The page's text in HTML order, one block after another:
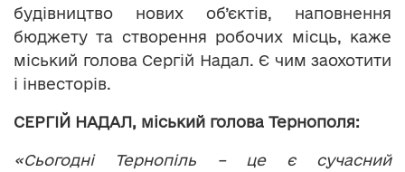
будівництво нових об’єктів, наповнення
бюджету та створення робочих місць, каже
міський голова Сергій Надал. Є чим заохотити
і інвесторів.
СЕРГІЙ НАДАЛ, міський голова Тернополя:
«Сьогодні Тернопіль – це є сучасний